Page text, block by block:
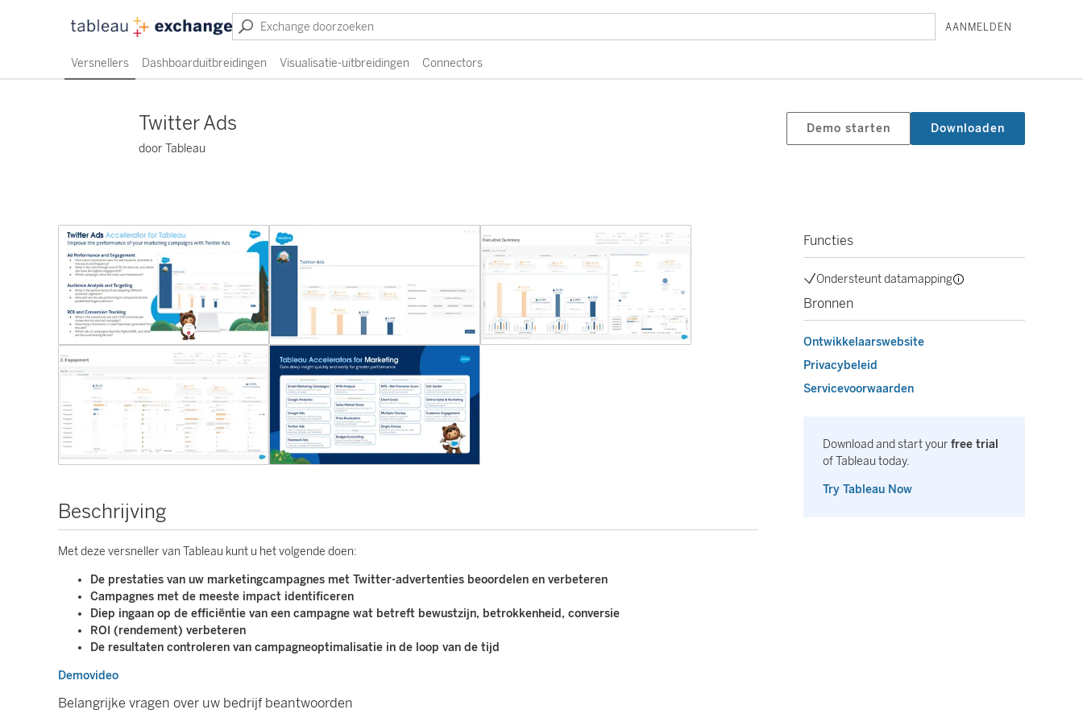
AANMELDEN
Versnellers Dashboarduitbreidingen Visualisatie-uitbreidingen Connectors
Twitter Ads
door Tableau
Demo starten Downloaden
Beschrijving
Met deze versneller van Tableau kunt u het volgende doen:
De prestaties van uw marketingcampagnes met Twitter-advertenties beoordelen en verbeteren
Campagnes met de meeste impact identificeren
Diep ingaan op de efficiëntie van een campagne wat betreft bewustzijn, betrokkenheid, conversie
ROI (rendement) verbeteren
De resultaten controleren van campagneoptimalisatie in de loop van de tijd
Demovideo
Belangrijke vragen over uw bedrijf beantwoorden
Functies
Ondersteunt datamapping
Bronnen
Ontwikkelaarswebsite
Privacybeleid
Servicevoorwaarden
Download and start yourfree trial
of Tableau today.
Try Tableau Now